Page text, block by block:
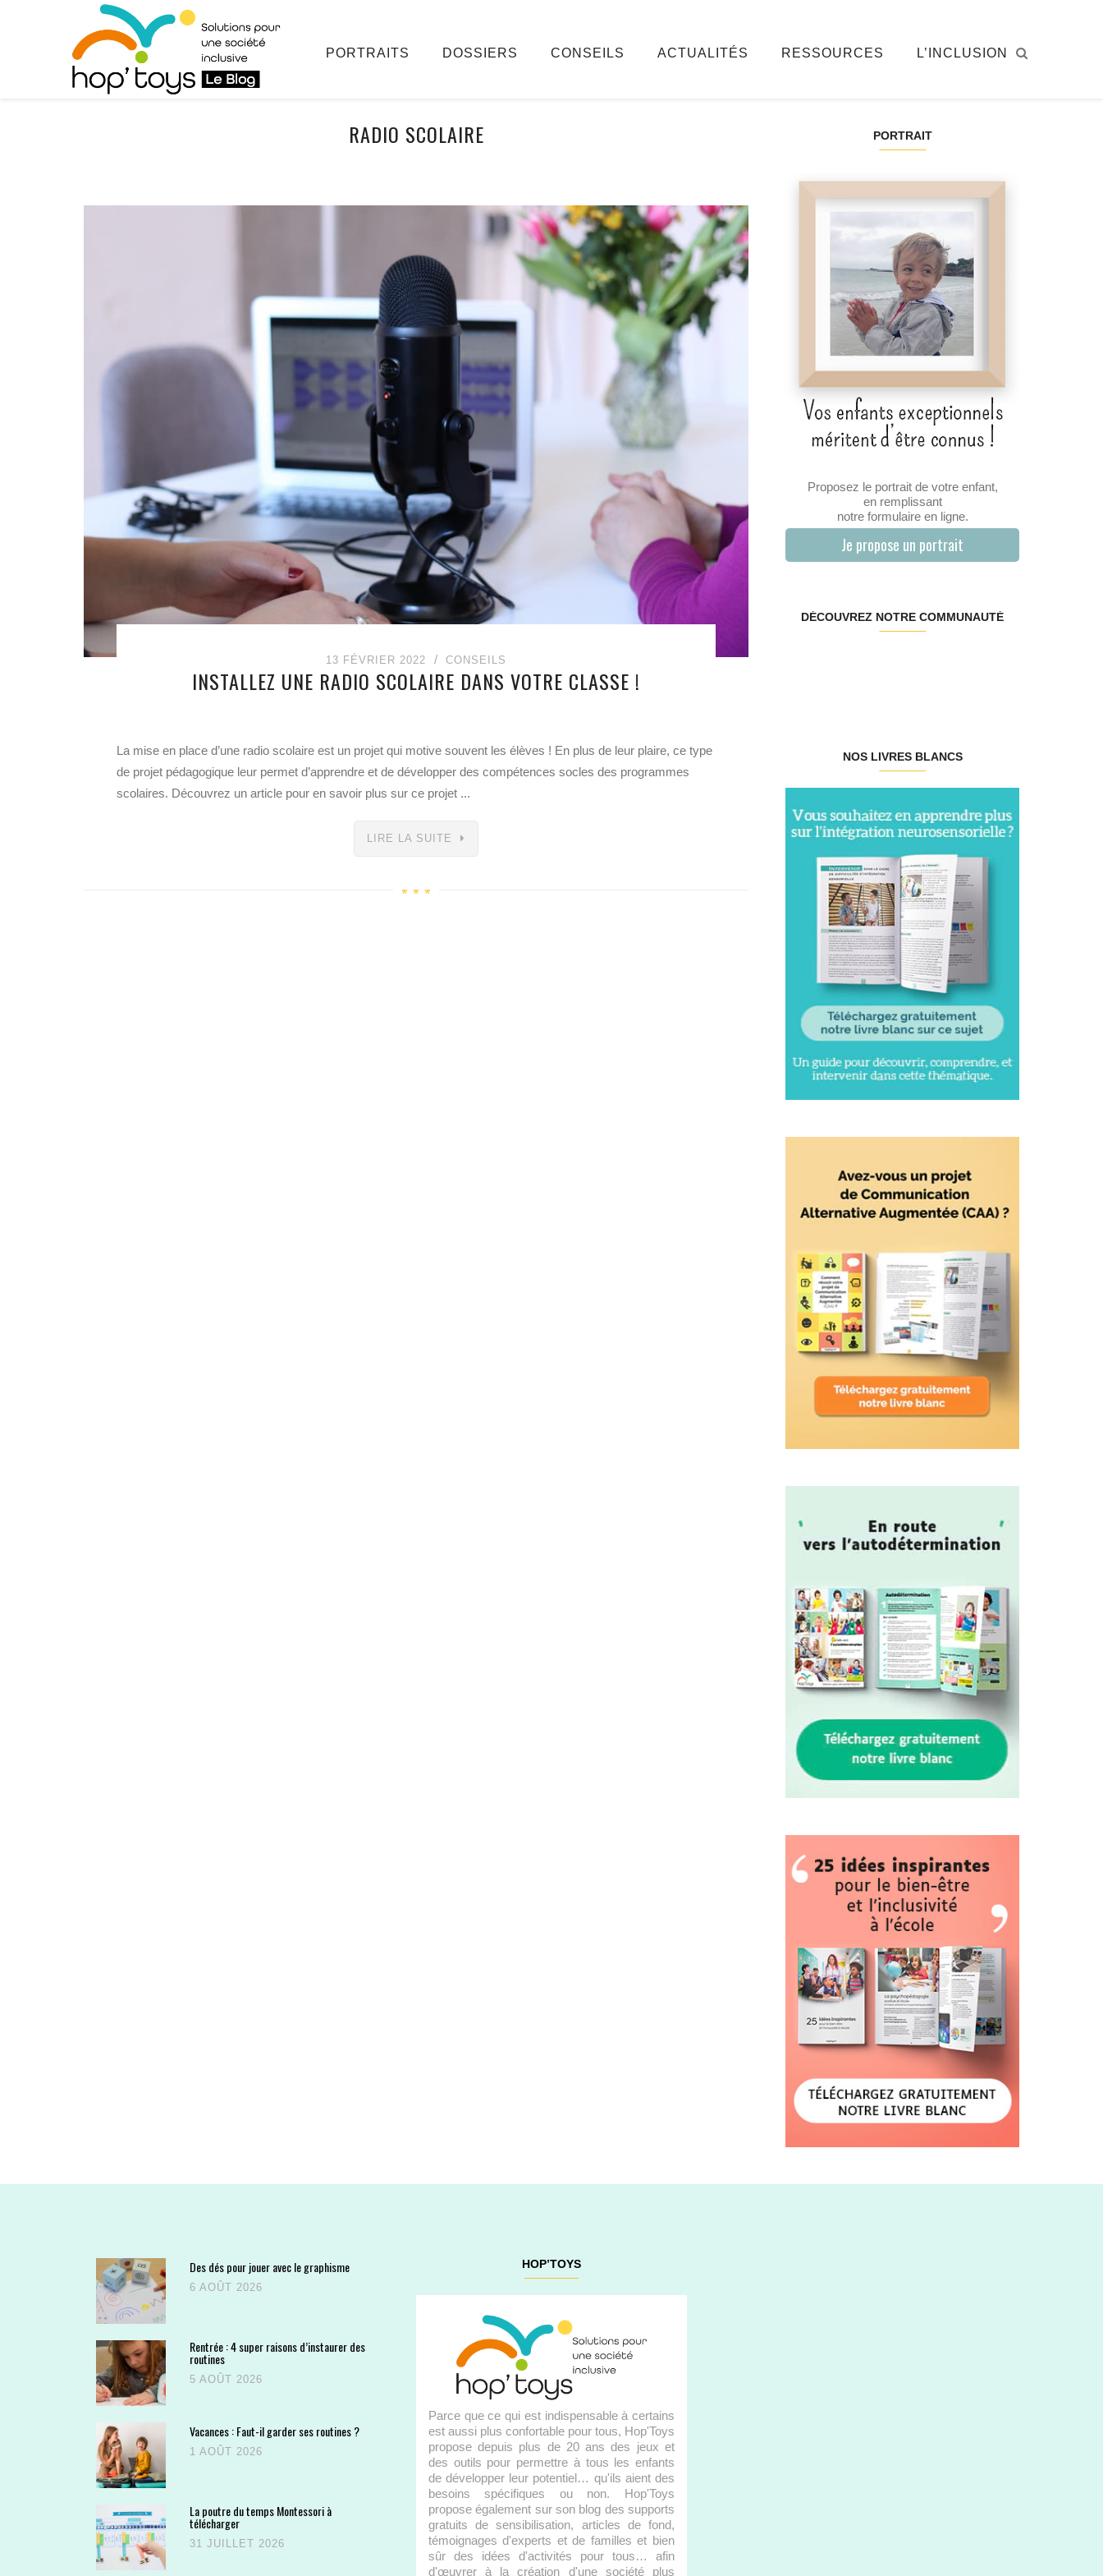
PORTRAITS DOSSIERS CONSEILS ACTUALITÉS RESSOURCES L’INCLUSION
RADIO SCOLAIRE
13 FÉVRIER 2022 CONSEILS
INSTALLEZ UNE RADIO SCOLAIRE DANS VOTRE CLASSE !
La mise en place d’une radio scolaire est un projet qui motive souvent les élèves ! En plus de leur plaire, ce type
de projet pédagogique leur permet d’apprendre et de développer des compétences socles des programmes
scolaires. Découvrez un article pour en savoir plus sur ce projet ...
LIRE LA SUITE
PORTRAIT
Proposez le portrait de votre enfant,
en remplissant
notre formulaire en ligne.
Je propose un portrait
DÉCOUVREZ NOTRE COMMUNAUTÉ
NOS LIVRES BLANCS
Des dés pour jouer avec le graphisme
6 AOÛT 2026
Rentrée : 4 super raisons d’instaurer des
routines
5 AOÛT 2026
Vacances : Faut-il garder ses routines ?
1 AOÛT 2026
La poutre du temps Montessori à
télécharger
31 JUILLET 2026
HOP’TOYS
Parce que ce qui est indispensable à certains
est aussi plus confortable pour tous, Hop'Toys
propose depuis plus de 20 ans des jeux et
des outils pour permettre à tous les enfants
de développer leur potentiel… qu'ils aient des
besoins spécifiques ou non. Hop'Toys
propose également sur son blog des supports
gratuits de sensibilisation, articles de fond,
témoignages d'experts et de familles et bien
sûr des idées d'activités pour tous… afin
d'œuvrer à la création d'une société plus